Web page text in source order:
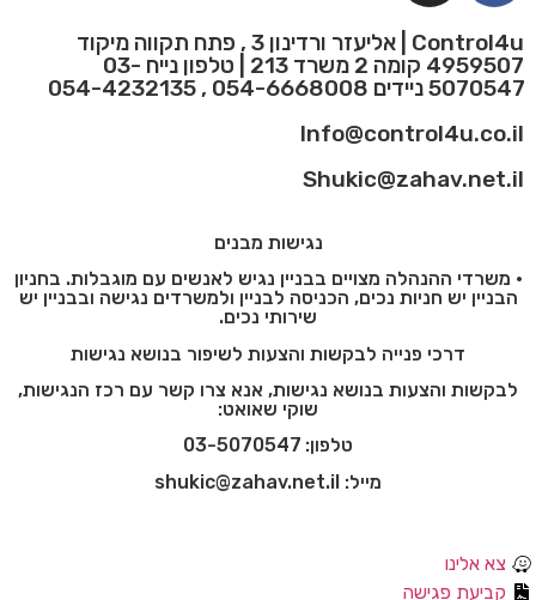
Control4u | אליעזר ורדינון 3 , פתח תקווה מיקוד
4959507 קומה 2 משרד 213 | טלפון נייח 03-
5070547 ניידים 054-6668008 , 054-4232135
Info@control4u.co.il
Shukic@zahav.net.il
נגישות מבנים
• משרדי ההנהלה מצויים בבניין נגיש לאנשים עם מוגבלות. בחניון
הבניין יש חניות נכים, הכניסה לבניין ולמשרדים נגישה ובבניין יש
שירותי נכים.
דרכי פנייה לבקשות והצעות לשיפור בנושא נגישות
לבקשות והצעות בנושא נגישות, אנא צרו קשר עם רכז הנגישות,
שוקי שאואט:
טלפון: 03-5070547
מייל: shukic@zahav.net.il
צא אלינו
קביעת פגישה